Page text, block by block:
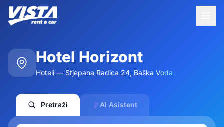
Hotel Horizont
Hoteli — Stjepana Radica 24, Baška Voda
Pretraži AI Asistent